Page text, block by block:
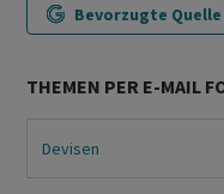
Bevorzugte Quelle
THEMEN PER E-MAIL
Devisen